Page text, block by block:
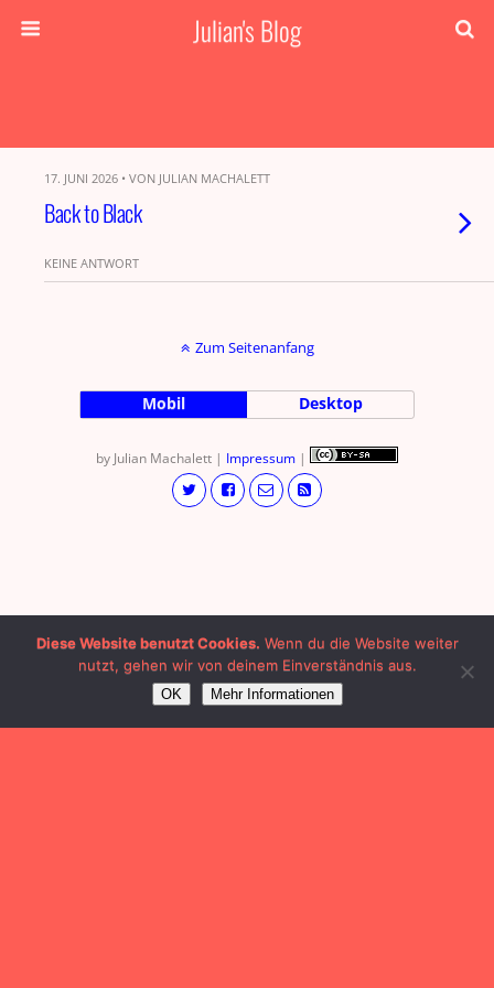
Julian's Blog
17. JUNI 2026 • VON JULIAN MACHALETT
Back to Black
KEINE ANTWORT
Zum Seitenanfang
Mobil Desktop
by Julian Machalett | Impressum |
Diese Website benutzt Cookies. Wenn du die Website weiter
nutzt, gehen wir von deinem Einverständnis aus.
OK Mehr Informationen